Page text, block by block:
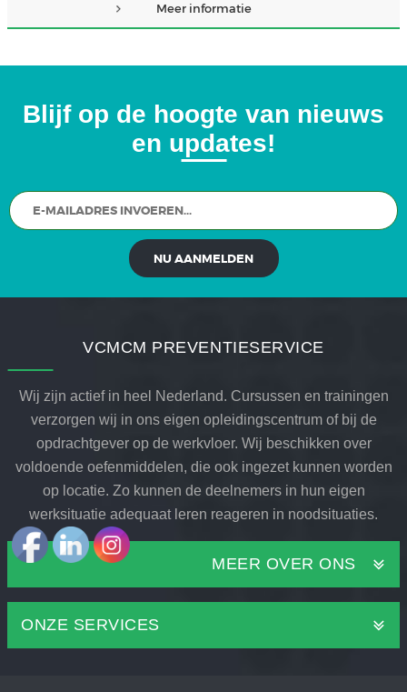
Meer informatie
Blijf op de hoogte van nieuws
en updates!
VCMCM PREVENTIESERVICE
Wij zijn actief in heel Nederland. Cursussen en trainingen
verzorgen wij in ons eigen opleidingscentrum of bij de
opdrachtgever op de werkvloer. Wij beschikken over
voldoende oefenmiddelen, die ook ingezet kunnen worden
op locatie. Zo kunnen de deelnemers in hun eigen
werksituatie adequaat leren reageren in noodsituaties.
MEER OVER ONS
ONZE SERVICES